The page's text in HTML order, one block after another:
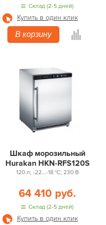
Склад (2-5 дней)
Купить в один клик
В корзину
Шкаф морозильный
Hurakan HKN-RFS120S
120 л; -22...-18 °С; 230 В
64 410 руб.
Склад (2-5 дней)
Купить в один клик